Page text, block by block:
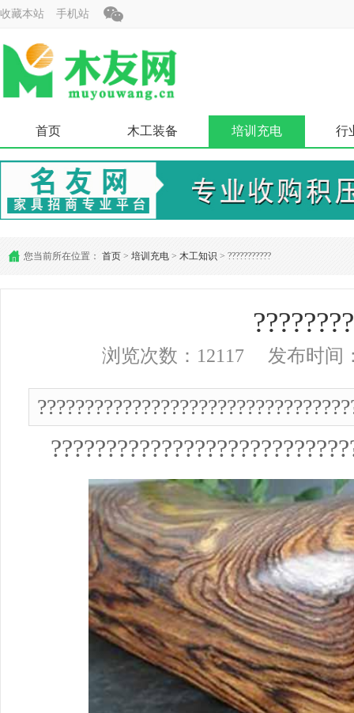
收藏本站 手机站
首页 木工装备 培训充电 行
您当前所在位置： 首页 > 培训充电 > 木工知识 > ???????????
浏览次数：12117 发布时